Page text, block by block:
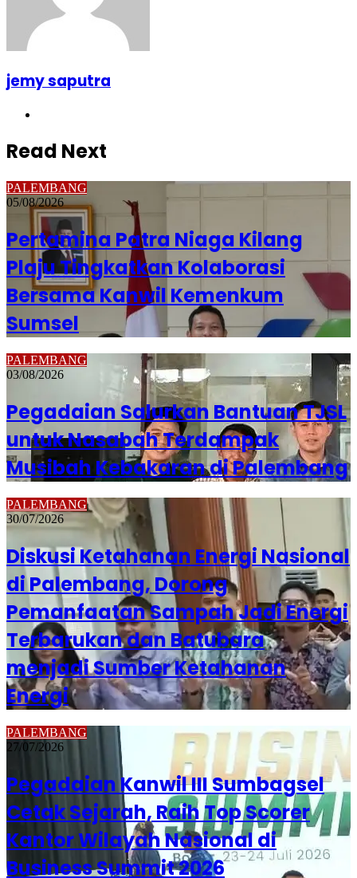
jemy saputra
Read Next
PALEMBANG
05/08/2026
Pertamina Patra Niaga Kilang
Plaju Tingkatkan Kolaborasi
Bersama Kanwil Kemenkum
Sumsel
PALEMBANG
03/08/2026
Pegadaian Salurkan Bantuan TJSL
untuk Nasabah Terdampak
Musibah Kebakaran di Palembang
PALEMBANG
30/07/2026
Diskusi Ketahanan Energi Nasional
di Palembang, Dorong
Pemanfaatan Sampah Jadi Energi
Terbarukan dan Batubara
menjadi Sumber Ketahanan
Energi
PALEMBANG
27/07/2026
Pegadaian Kanwil III Sumbagsel
Cetak Sejarah, Raih Top Scorer
Kantor Wilayah Nasional di
Business Summit 2026